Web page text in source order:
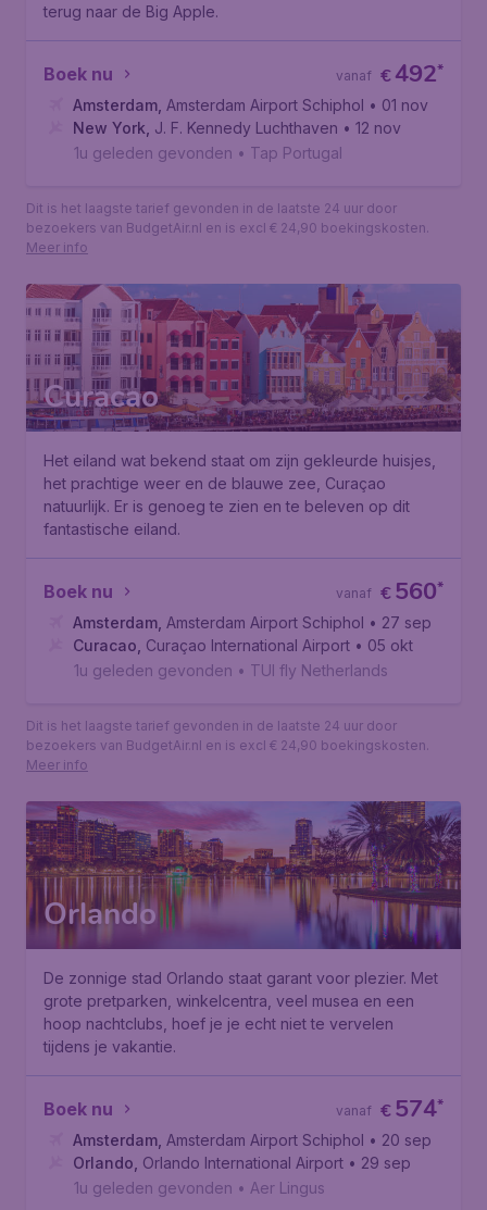
terug naar de Big Apple.
Boek nu €492*
vanaf
Amsterdam Amsterdam Airport Schiphol • 01 nov
New York J. F. Kennedy Luchthaven • 12 nov
1u geleden gevonden • Tap Portugal
Dit is het laagste tarief gevonden in de laatste 24 uur door
bezoekers van BudgetAir.nl en is excl € 24,90 boekingskosten.
Meer info
Curacao
Het eiland wat bekend staat om zijn gekleurde huisjes,
het prachtige weer en de blauwe zee, Curaçao
natuurlijk. Er is genoeg te zien en te beleven op dit
fantastische eiland.
Boek nu €560*
vanaf
Amsterdam Amsterdam Airport Schiphol • 27 sep
Curacao Curaçao International Airport • 05 okt
1u geleden gevonden • TUI fly Netherlands
Dit is het laagste tarief gevonden in de laatste 24 uur door
bezoekers van BudgetAir.nl en is excl € 24,90 boekingskosten.
Meer info
Orlando
De zonnige stad Orlando staat garant voor plezier. Met
grote pretparken, winkelcentra, veel musea en een
hoop nachtclubs, hoef je je echt niet te vervelen
tijdens je vakantie.
Boek nu €574*
vanaf
Amsterdam Amsterdam Airport Schiphol • 20 sep
Orlando Orlando International Airport • 29 sep
1u geleden gevonden • Aer Lingus